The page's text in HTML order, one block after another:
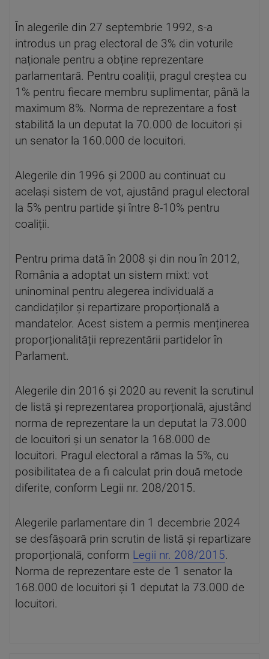
În alegerile din 27 septembrie 1992, s-a
introdus un prag electoral de 3% din voturile
naționale pentru a obține reprezentare
parlamentară. Pentru coaliții, pragul creștea cu
1% pentru fiecare membru suplimentar, până la
maximum 8%. Norma de reprezentare a fost
stabilită la un deputat la 70.000 de locuitori și
un senator la 160.000 de locuitori.
Alegerile din 1996 și 2000 au continuat cu
același sistem de vot, ajustând pragul electoral
la 5% pentru partide și între 8-10% pentru
coaliții.
Pentru prima dată în 2008 și din nou în 2012,
România a adoptat un sistem mixt: vot
uninominal pentru alegerea individuală a
candidaților și repartizare proporțională a
mandatelor. Acest sistem a permis menținerea
proporționalității reprezentării partidelor în
Parlament.
Alegerile din 2016 și 2020 au revenit la scrutinul
de listă și reprezentarea proporțională, ajustând
norma de reprezentare la un deputat la 73.000
de locuitori și un senator la 168.000 de
locuitori. Pragul electoral a rămas la 5%, cu
posibilitatea de a fi calculat prin două metode
diferite, conform Legii nr. 208/2015.
Alegerile parlamentare din 1 decembrie 2024
se desfășoară prin scrutin de listă și repartizare
proporțională, conform Legii nr. 208/2015.
Norma de reprezentare este de 1 senator la
168.000 de locuitori și 1 deputat la 73.000 de
locuitori.